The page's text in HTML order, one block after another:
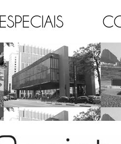
ESPECIAIS